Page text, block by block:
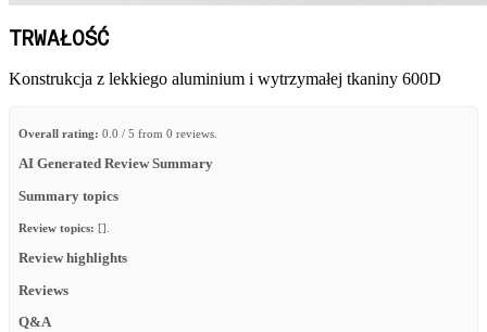
TRWAŁOŚĆ
Konstrukcja z lekkiego aluminium i wytrzymałej tkaniny 600D
Overall rating: 0.0 / 5 from 0 reviews.
AI Generated Review Summary
Summary topics
Review topics: [].
Review highlights
Reviews
Q&A